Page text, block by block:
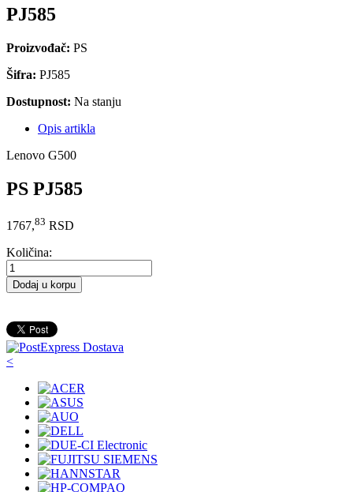
PJ585
Proizvođač: PS
Šifra: PJ585
Dostupnost: Na stanju
Opis artikla
Lenovo G500
PS PJ585
1767,83 RSD
Količina:
Dodaj u korpu
<